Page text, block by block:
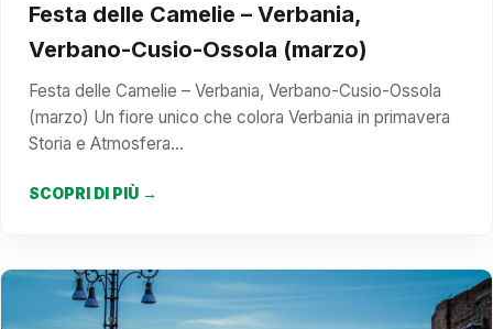
Festa delle Camelie – Verbania,
Verbano-Cusio-Ossola (marzo)
Festa delle Camelie – Verbania, Verbano-Cusio-Ossola
(marzo) Un fiore unico che colora Verbania in primavera
Storia e Atmosfera…
SCOPRI DI PIÙ →